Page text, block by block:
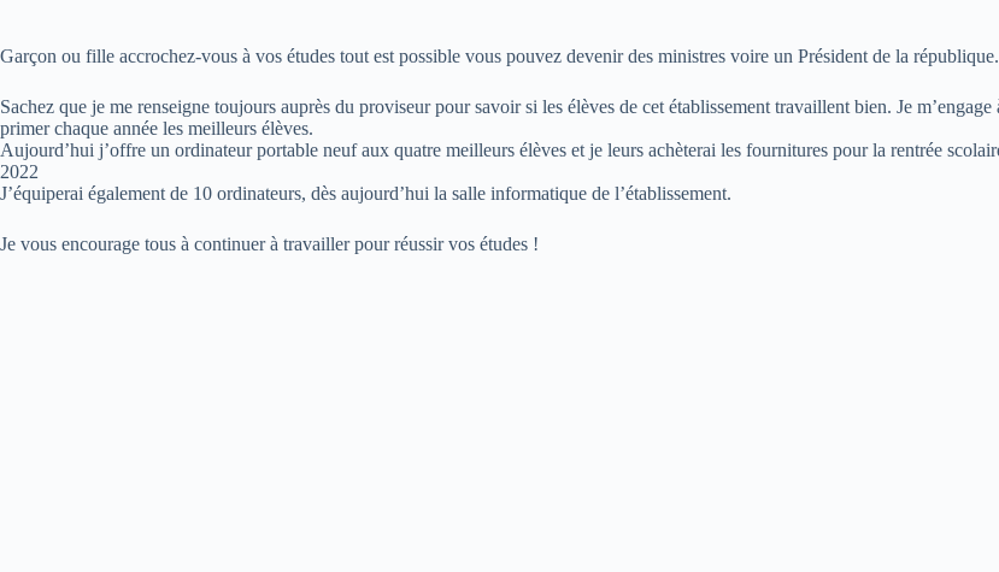
Garçon ou fille accrochez-vous à vos études tout est possible vous pouvez devenir des ministres voire un Président de la république.
Sachez que je me renseigne toujours auprès du proviseur pour savoir si les élèves de cet établissement travaillent bien. Je m’engage
primer chaque année les meilleurs élèves.
Aujourd’hui j’offre un ordinateur portable neuf aux quatre meilleurs élèves et je leurs achèterai les fournitures pour la rentrée
2022
J’équiperai également de 10 ordinateurs, dès aujourd’hui la salle informatique de l’établissement.
Je vous encourage tous à continuer à travailler pour réussir vos études !